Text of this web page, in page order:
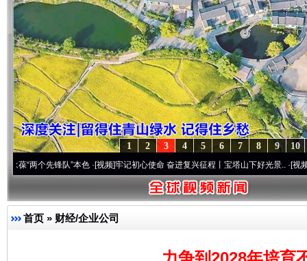
10
9
8
7
6
5
4
3
2
1
先锋队”本色·[视频]牢记初心使命 奋进复兴征程丨宝塔山下好光景..·[视频]因党而
首页 » 财经/企业公司